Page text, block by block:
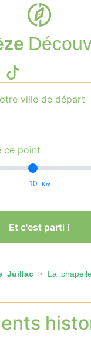
ville de départ
ce point
10 Km
Et c'est parti !
Juillac > La